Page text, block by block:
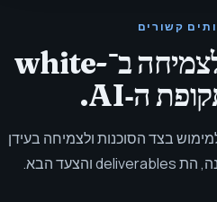
קשורים
מערכות שירות לצמיחה ב־white-
בצד הסוכנות ולצמיחה בעידן